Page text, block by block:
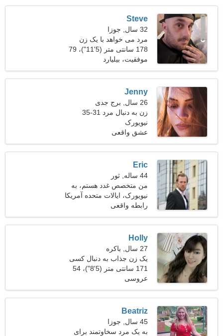
Steve
32 سال, جوزا
مرد می خواهد با یک زن
ملاقات کند
178 سانتی متر (5'11")، 79
کیلوگرم (174 پوند)
موفقیت، بیلیارد
Jenny
26 سال, برج جدی
زن به دنبال مرد 31-35
نیویورک
عشق واقعی
Eric
44 ساله, ثور
من متخصص غدد هستم، به
یک خانم خوب نیاز دارم
نیویورک، ایالات متحده آمریکا
رابطه واقعی
Holly
27 سال, باکره
یک زن جذاب به دنبال کسی
مثل شما است
171 سانتی متر (5'8")، 54
کیلوگرم (119 پوند)
عروسی
Beatriz
45 سال, جوزا
به یک مرد سخاوتمند برای